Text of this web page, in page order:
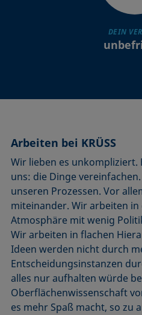
DEIN
Arbeiten bei KRÜSS
Wir lieben es unkompliziert.
uns: die Dinge
unseren Prozessen. Vor
miteinander. Wir arbeiten
Atmosphäre mit wenig
Wir arbeiten in flachen
Ideen werden nicht durch
Entscheidungsinstanzen
alles nur aufhalten würde
Oberflächenwissenschaft
es mehr Spaß macht, so zu